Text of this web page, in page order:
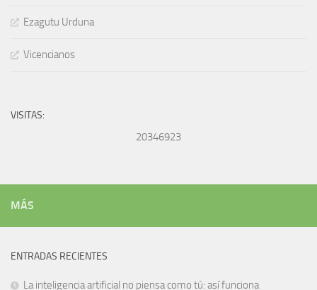
Ezagutu Urduna
Vicencianos
VISITAS:
20346923
MÁS
ENTRADAS RECIENTES
La inteligencia artificial no piensa como tú: así funciona